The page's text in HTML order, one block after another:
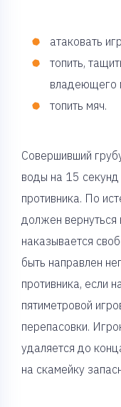
атаковать
топить,
владеющего
топить мяч.
Совершивший
воды на 15
противника. По
должен вернуться
наказывается
быть направлен
противника, если
пятиметровой
перепасовки.
удаляется до
на скамейку